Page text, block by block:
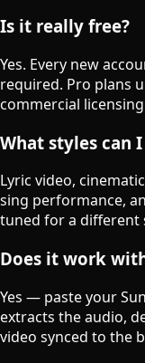
Is it really free?
Yes. Every new
required. Pro plans
commercial
What styles can
Lyric video,
sing performance,
tuned for a different
Does it work
Yes — paste your
extracts the audio,
video synced to the